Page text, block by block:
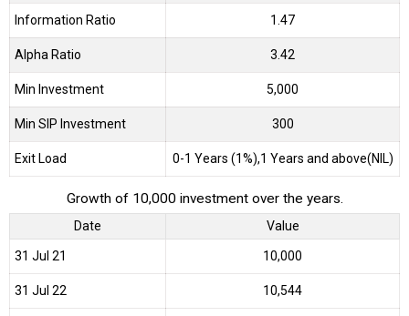
Information Ratio 1.47
Alpha Ratio 3.42
Min Investment 5,000
Min SIP Investment 300
Exit Load 0-1 Years (1%),1 Years and above(NIL)
Growth of 10,000 investment over the years.
Date Value
31 Jul 21 ₹10,000
31 Jul 22 ₹10,544